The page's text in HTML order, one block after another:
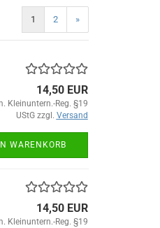
1 2 »
14,50 EUR
Kleinuntern.-Reg. §19
UStG zzgl. Versand
WARENKORB
14,50 EUR
Kleinuntern.-Reg. §19